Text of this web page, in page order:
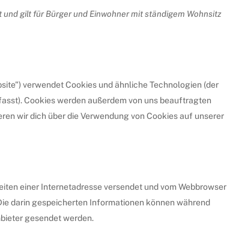
gilt für Bürger und Einwohner mit ständigem Wohnsitz
verwendet Cookies und ähnliche Technologien (der
Cookies werden außerdem von uns beauftragten
wir dich über die Verwendung von Cookies auf unserer
einer Internetadresse versendet und vom Webbrowser
darin gespeicherten Informationen können während
gesendet werden.